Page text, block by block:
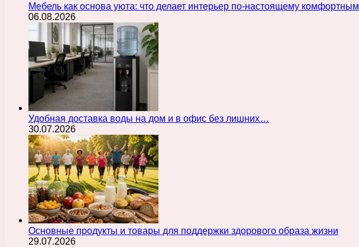
Мебель как основа уюта: что делает интерьер по-настоящему комфортным
06.08.2026
Удобная доставка воды на дом и в офис без лишних…
30.07.2026
Основные продукты и товары для поддержки здорового образа жизни
29.07.2026